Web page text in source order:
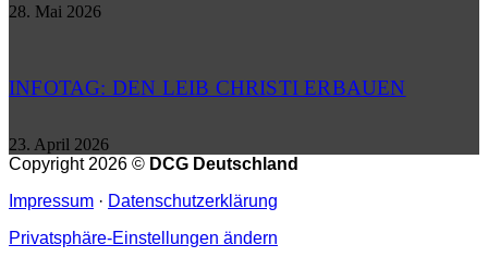
28. Mai 2026
INFOTAG: DEN LEIB CHRISTI ERBAUEN
23. April 2026
Copyright 2026 © DCG Deutschland
Impressum · Datenschutzerklärung
Privatsphäre-Einstellungen ändern